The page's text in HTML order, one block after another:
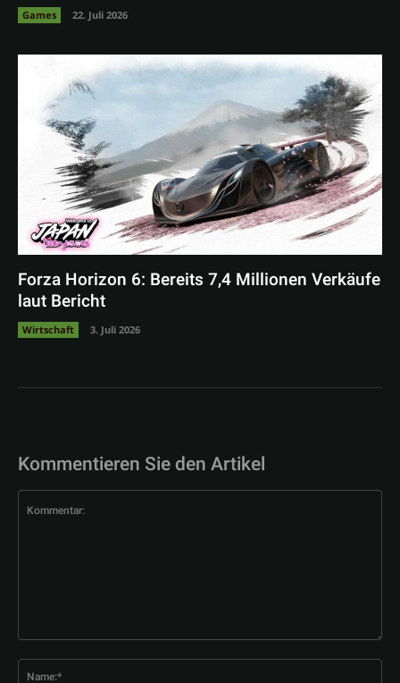
Games 22. Juli 2026
Forza Horizon 6: Bereits 7,4 Millionen Verkäufe
laut Bericht
Wirtschaft 3. Juli 2026
Kommentieren Sie den Artikel